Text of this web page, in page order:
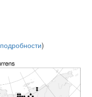
подробности)